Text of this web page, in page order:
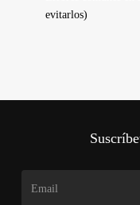
evitarlos)